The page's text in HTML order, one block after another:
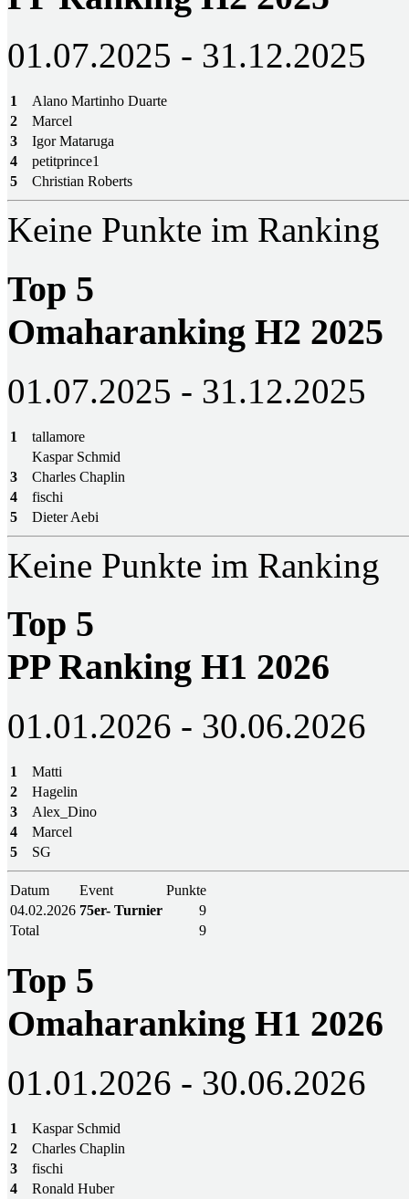
01.07.2025 - 31.12.2025
1
Alano Martinho Duarte
2
Marcel
3
Igor Mataruga
4
petitprince1
5
Christian Roberts
Keine Punkte im Ranking
Top 5
Omaharanking H2 2025
01.07.2025 - 31.12.2025
1
tallamore
Kaspar Schmid
3
Charles Chaplin
4
fischi
5
Dieter Aebi
Keine Punkte im Ranking
Top 5
PP Ranking H1 2026
01.01.2026 - 30.06.2026
1
Matti
2
Hagelin
3
Alex_Dino
4
Marcel
5
SG
Datum Event
Punkte
04.02.2026 75er- Turnier
9
Total
9
Top 5
Omaharanking H1 2026
01.01.2026 - 30.06.2026
1
Kaspar Schmid
2
Charles Chaplin
3
fischi
4
Ronald Huber